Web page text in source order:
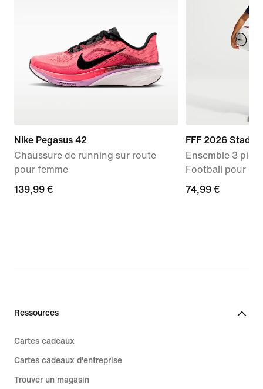
Nike Pegasus 42
Chaussure de running sur route
pour femme
139,99 €
139,99 €
FFF 2026
Ensemble 3
Football pour
74,99 €
74,99 €
Ressources
Cartes cadeaux
Cartes cadeaux d'entreprise
Trouver un magasin